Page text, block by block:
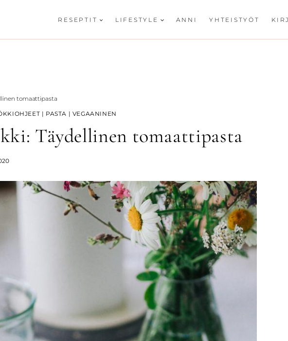
RESEPTIT LIFESTYLE ANNI YHTEISTYÖT
tomaattipasta
| PASTA | VEGAANINEN
Täydellinen tomaattipasta